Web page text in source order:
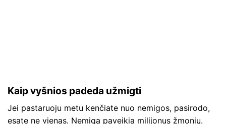
Kaip vyšnios padeda užmigti
Jei pastaruoju metu kenčiate nuo nemigos, pasirodo,
esate ne vienas. Nemiga paveikia milijonus žmonių.